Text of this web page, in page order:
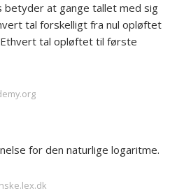
at gange tallet med sig
tal forskelligt fra nul opløftet
tal opløftet til første
for den naturlige logaritme.